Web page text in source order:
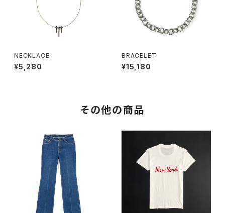
NECKLACE
¥5,280
BRACELET
¥15,180
その他の商品